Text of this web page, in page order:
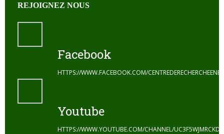
REJOIGNEZ NOUS
Facebook
HTTPS://WWW.FACEBOOK.COM/
Youtube
HTTPS://WWW.YOUTUBE.COM/CHANNEL/